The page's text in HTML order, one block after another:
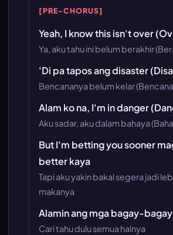
[PRE-CHORUS]
Yeah, I know this isn't over
Ya, aku tahu ini belum berakhir
'Di pa tapos ang disaster
Bencananya belum kelar
Alam ko na, I'm in danger
Aku sadar, aku dalam bahaya
But I'm betting you sooner
better kaya
Tapi aku yakin bakal segera jadi
makanya
Alamin ang mga bagay-bagay
Cari tahu dulu semua halnya